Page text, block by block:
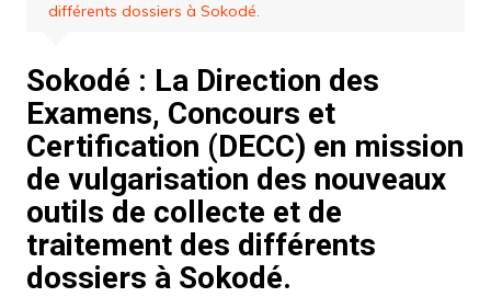
différents dossiers à Sokodé.
Sokodé : La Direction des
Examens, Concours et
Certification (DECC) en mission
de vulgarisation des nouveaux
outils de collecte et de
traitement des différents
dossiers à Sokodé.